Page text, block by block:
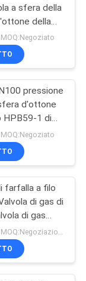
di
179
47
a sfera della
della
infilato una
di due
pressione
d'ottone
HPB59-1 di
farfalla a filo
di gas di
di gas
Valvola a